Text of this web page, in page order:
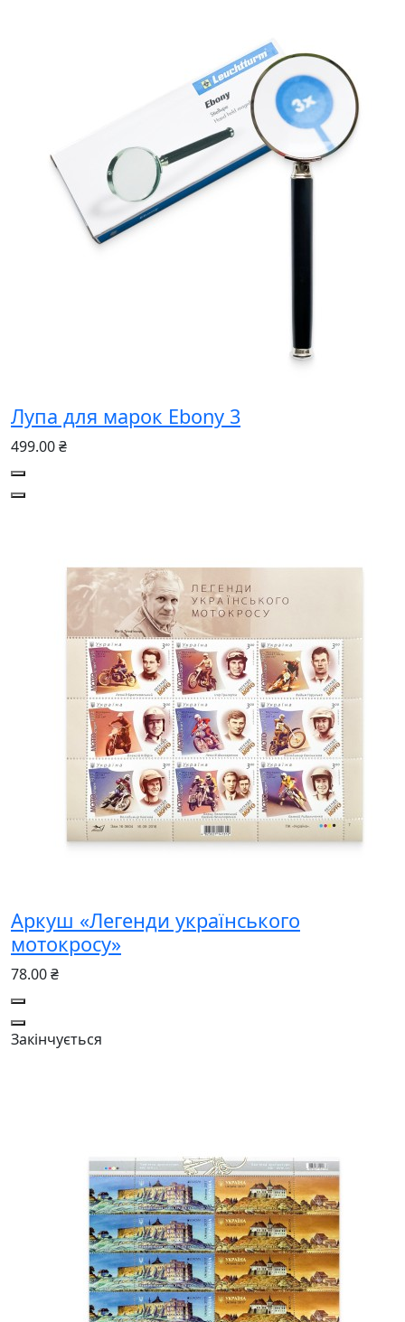
Лупа для марок Ebony 3
499.00 ₴
Аркуш «Легенди українського
мотокросу»
78.00 ₴
Закінчується